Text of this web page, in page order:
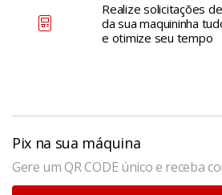
Realize solicitações
da sua maquininha
e otimize seu tempo
Pix na sua máquina
Gere um QR CODE único e receba